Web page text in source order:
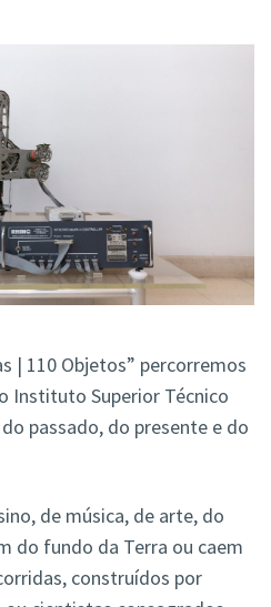
| 110 Objetos” percorremos
Instituto Superior Técnico
passado, do presente e do
de música, de arte, do
do fundo da Terra ou caem
construídos por